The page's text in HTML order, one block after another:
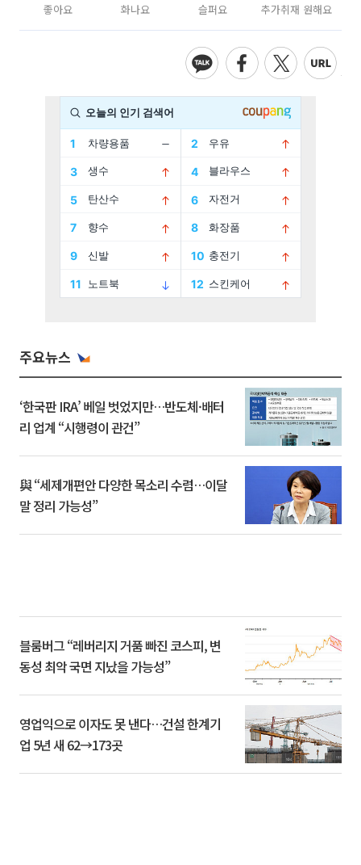
좋아요 화나요 슬퍼요 추가취재 원해요
주요뉴스
‘한국판 IRA’ 베일 벗었지만…반도체·배터
리 업계 “시행령이 관건”
與 “세제개편안 다양한 목소리 수렴…이달
말 정리 가능성”
블룸버그 “레버리지 거품 빠진 코스피, 변
동성 최악 국면 지났을 가능성”
영업익으로 이자도 못 낸다…건설 한계기
업 5년 새 62→173곳